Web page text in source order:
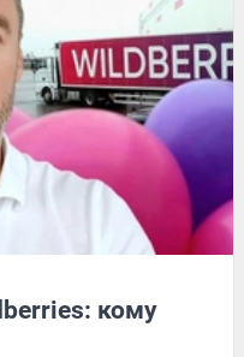
кому